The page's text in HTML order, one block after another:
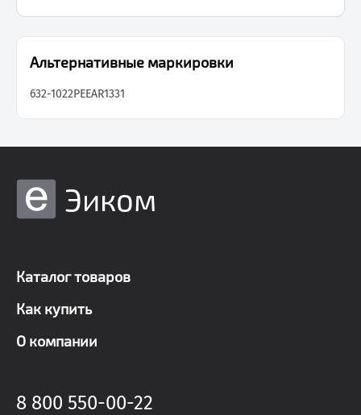
Альтернативные маркировки
632-1022PEEAR1331
Эиком
Каталог товаров
Как купить
О компании
8 800 550-00-22